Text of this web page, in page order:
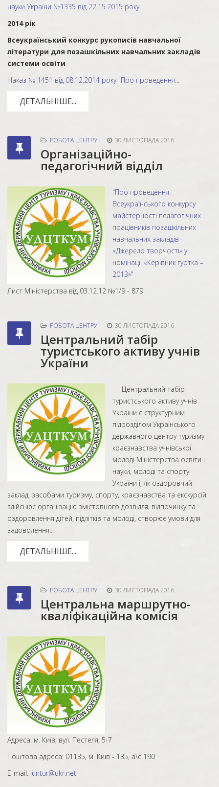
науки України №1335 від 22.15.2015 року
2014 рік
Всеукраїнський конкурс рукописів навчальної
літератури для позашкільних навчальних закладів
системи освіти
Наказ № 1451 від 08.12.2014 року "Про проведення...
ДЕТАЛЬНІШЕ...
РОБОТА ЦЕНТРУ 30 ЛИСТОПАДА 2016
Організаційно-
педагогічний відділ
"Про проведення
Всеукраїнського конкурсу
майстерності педагогічних
працівників позашкільних
навчальних закладів
«Джерело творчості» у
номінації «Керівник гуртка –
2013»"
Лист Міністерства від 03.12.12 №1/9 - 879
РОБОТА ЦЕНТРУ 30 ЛИСТОПАДА 2016
Центральний табір
туристського активу учнів
України
Центральний табір
туристського активу учнів
України є структурним
підрозділом Українського
державного центру туризму і
краєзнавства учнівської
молоді Міністерства освіти і
науки, молоді та спорту
України і, як оздоровчий
заклад, засобами туризму, спорту, краєзнавства та екскурсій
здійснює організацію змістовного дозвілля, відпочинку та
оздоровлення дітей, підлітків та молоді, створює умови для
задоволення...
ДЕТАЛЬНІШЕ...
РОБОТА ЦЕНТРУ 30 ЛИСТОПАДА 2016
Центральна маршрутно-
кваліфікаційна комісія
Адреса: м. Київ, вул. Пестеля, 5-7
Поштова адреса: 01135, м. Київ - 135, а\с 190
E-mail: juntur@ukr.net